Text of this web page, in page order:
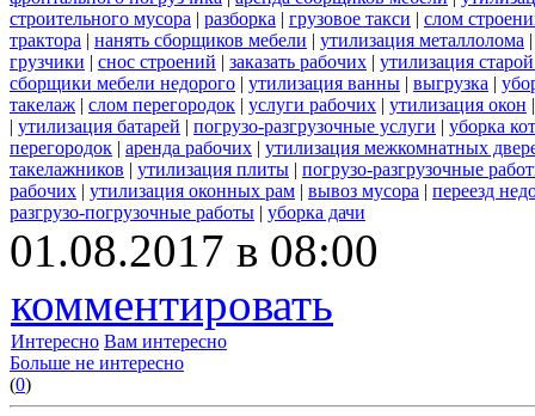
строительного мусора | разборка | грузовое такси | слом
трактора | нанять сборщиков мебели | утилизация металлолома
грузчики | снос строений | заказать рабочих | утилизация
сборщики мебели недорого | утилизация ванны | выгрузка |
такелаж | слом перегородок | услуги рабочих | утилизация окон
| утилизация батарей | погрузо-разгрузочные услуги | уборка
перегородок | аренда рабочих | утилизация межкомнатных
такелажников | утилизация плиты | погрузо-разгрузочные
рабочих | утилизация оконных рам | вывоз мусора | переезд
разгрузо-погрузочные работы | уборка дачи
01.08.2017 в 08:00
комментировать
Интересно Вам интересно
Больше не интересно
(0)